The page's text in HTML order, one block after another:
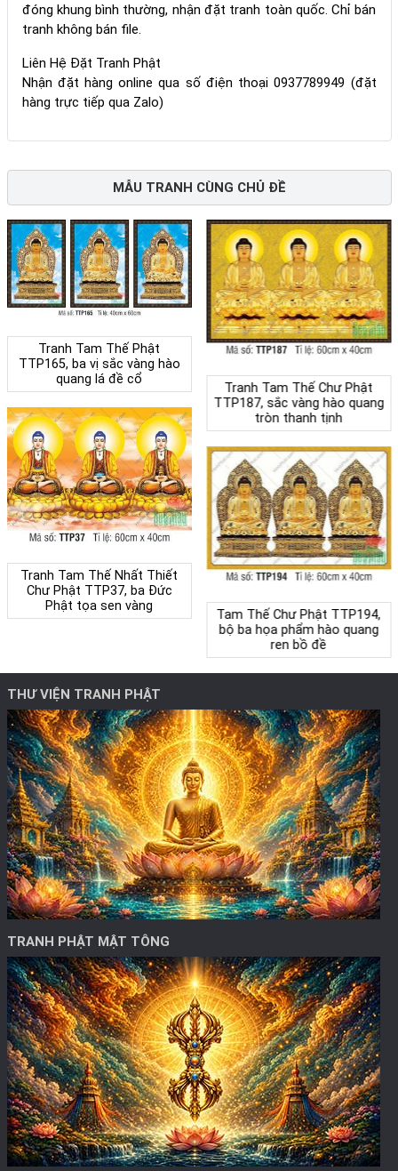
đóng khung bình thường, nhận đặt tranh toàn quốc. Chỉ bán
tranh không bán file.
Liên Hệ Đặt Tranh Phật
Nhận đặt hàng online qua số điện thoại 0937789949 (đặt
hàng trực tiếp qua Zalo)
MẪU TRANH CÙNG CHỦ ĐỀ
Tranh Tam Thế Phật
TTP165, ba vị sắc vàng hào
quang lá đề cổ
Tranh Tam Thế Chư Phật
TTP187, sắc vàng hào quang
tròn thanh tịnh
Tranh Tam Thế Nhất Thiết
Chư Phật TTP37, ba Đức
Phật tọa sen vàng
Tam Thế Chư Phật TTP194,
bộ ba họa phẩm hào quang
ren bồ đề
THƯ VIỆN TRANH PHẬT
TRANH PHẬT MẬT TÔNG